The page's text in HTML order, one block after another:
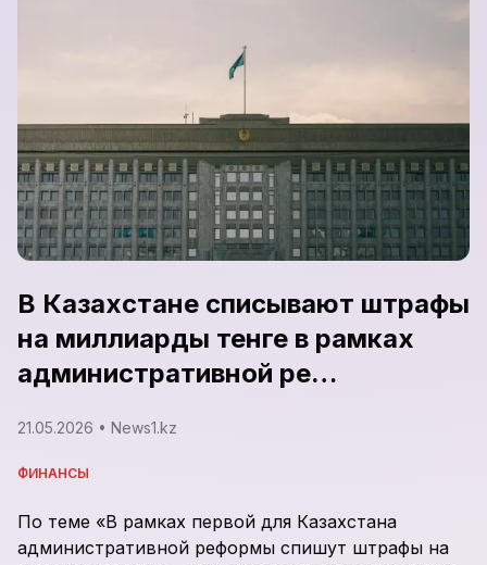
В Казахстане списывают штрафы
на миллиарды тенге в рамках
административной ре…
21.05.2026 • News1.kz
ФИНАНСЫ
По теме «В рамках первой для Казахстана
административной реформы спишут штрафы на